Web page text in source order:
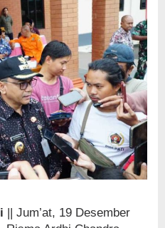
|| Jum’at, 19 Desember